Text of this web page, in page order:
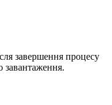
завершення процесу
завантаження.